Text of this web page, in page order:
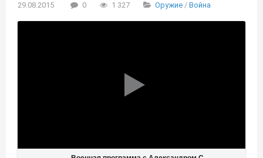
29.08.2015 0 1 327 Оружие / Война